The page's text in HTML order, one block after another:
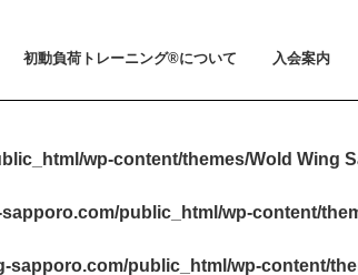
載
初動負荷トレーニング®について
初動負荷トレーニング®とは
小山 裕史博士のご紹介
BeMoLo®シューズについて
入会案内
入会案内
料金とお支
体験会とト
ビジター利
会員規約
wp-content/themes/Wold Wing
public_html/wp-content/
sapporo.com/public_html/wp-content/